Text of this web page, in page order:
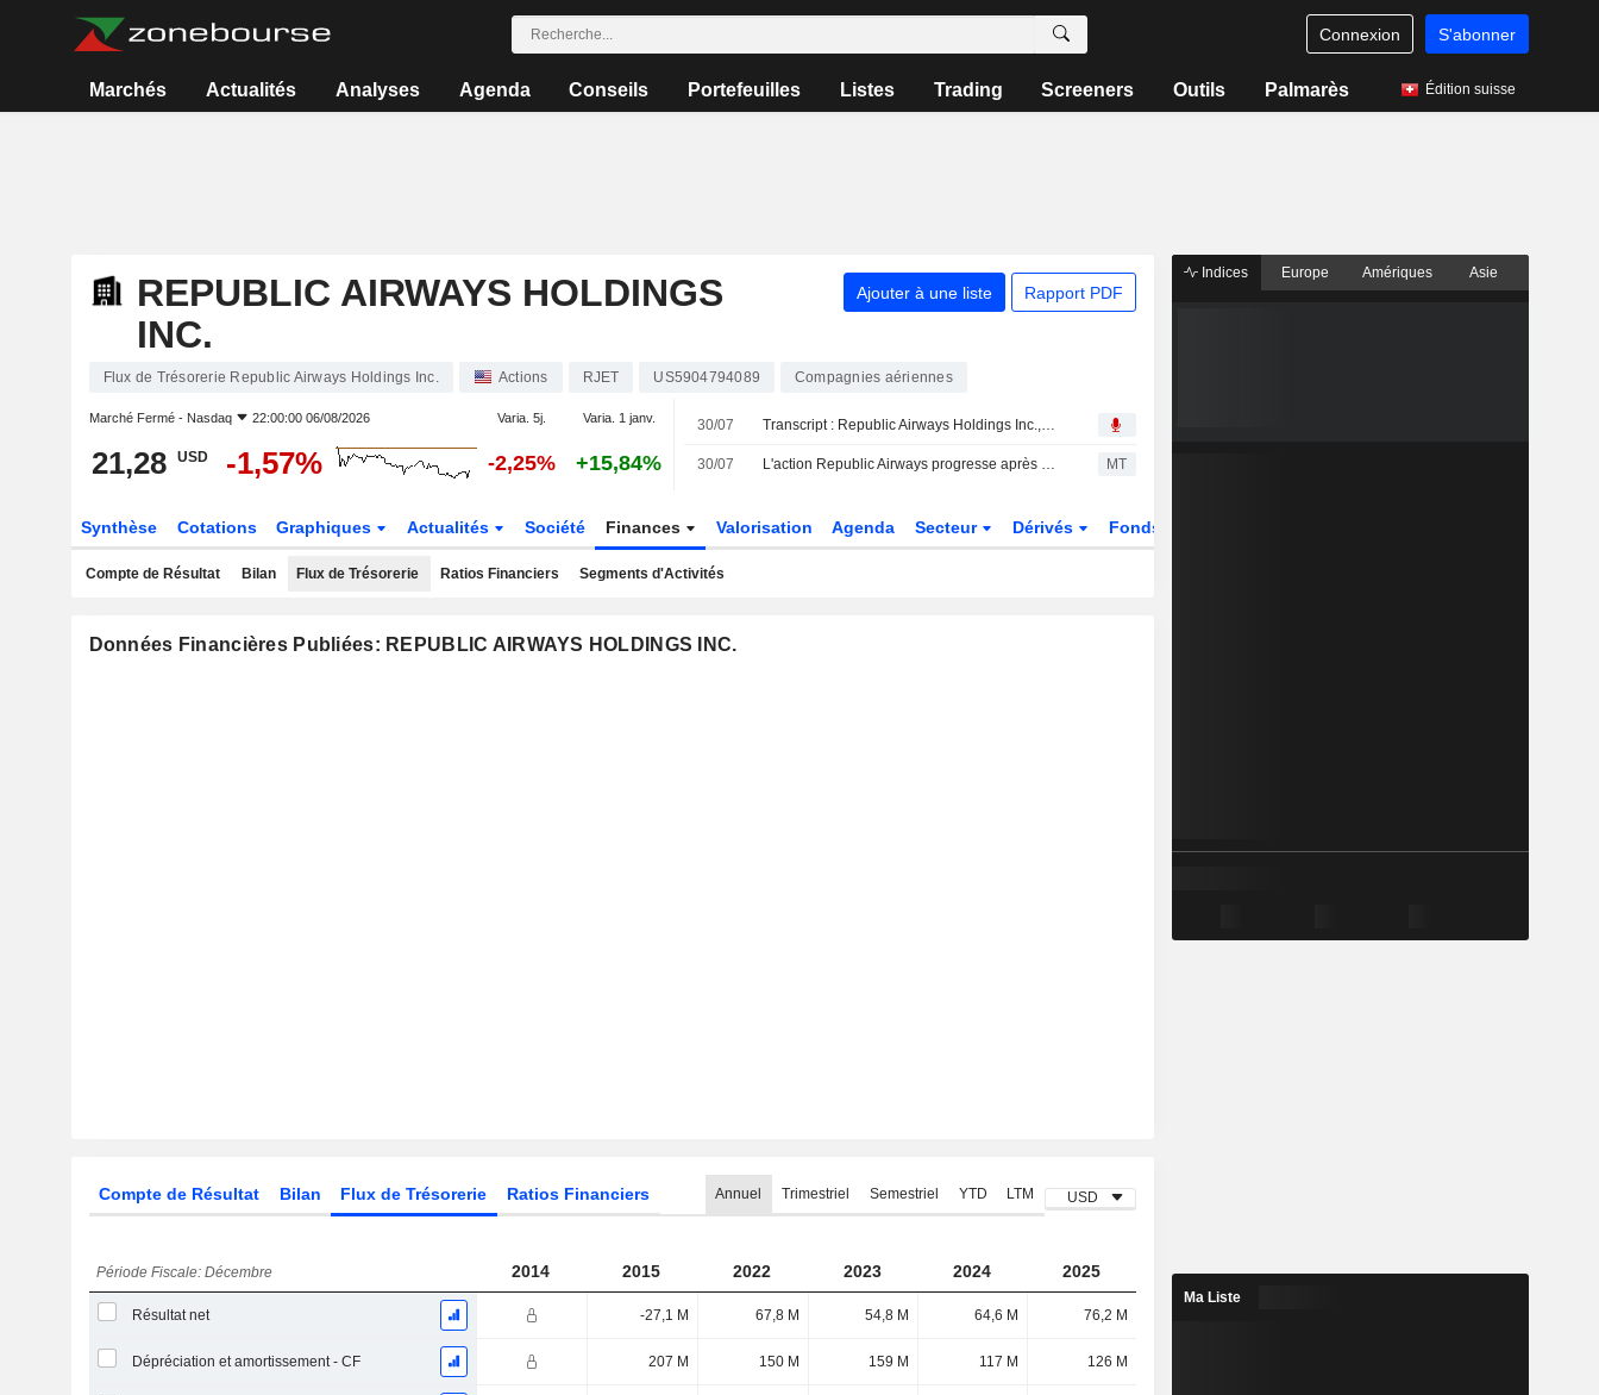
Connexion S'abonner
Marchés Actualités Analyses Agenda Conseils Portefeuilles Listes Trading Screeners Outils Palmarès Édition suisse
REPUBLIC AIRWAYS HOLDINGS
INC.
Ajouter à une liste Rapport PDF
Flux de Trésorerie Republic Airways Holdings Inc. Actions RJET US5904794089 Compagnies aériennes
Marché Fermé - Nasdaq 22:00:00 06/08/2026 Varia. 5j. Varia. 1 janv.
21,28 USD -1,57% -2,25% +15,84%
30/07 Transcript : Republic Airways Holdings Inc., Q2 2026 Earnings Call, Jul 30, 2026
30/07 L'action Republic Airways progresse après la hausse du chiffre d'affaires au T2 et le relèvement des prévisions pour 2026 MT
Synthèse Cotations Graphiques Actualités Société Finances Valorisation Agenda Secteur Dérivés Fonds et ETFs
Compte de Résultat Bilan Flux de Trésorerie Ratios Financiers Segments d'Activités
Données Financières Publiées: REPUBLIC AIRWAYS HOLDINGS INC.
Compte de Résultat Bilan Flux de Trésorerie Ratios Financiers Annuel Trimestriel Semestriel YTD LTM USD
Période Fiscale: Décembre 2014 2015 2022 2023 2024 2025
Résultat net -27,1 M 67,8 M 54,8 M 64,6 M 76,2 M
Dépréciation et amortissement - CF 207 M 150 M 159 M 117 M 126 M
Indices Europe Amériques Asie
Ma Liste